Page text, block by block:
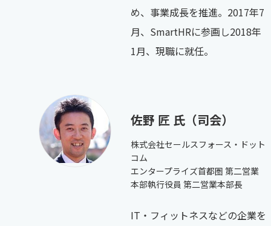
め、事業成長を推進。2017年7
月、SmartHRに参画し2018年
1月、現職に就任。
佐野 匠 氏（司会）
株式会社セールスフォース・ドット
コム
エンタープライズ首都圏 第二営業
本部執行役員 第二営業本部長
IT・フィットネスなどの企業を